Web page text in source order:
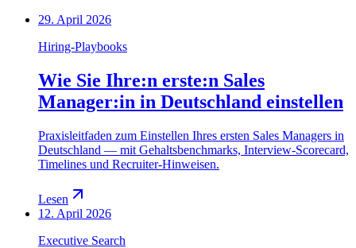
29. April 2026
Hiring-Playbooks
Wie Sie Ihre:n erste:n Sales
Manager:in in Deutschland einstellen
Praxisleitfaden zum Einstellen Ihres ersten Sales Managers in
Deutschland — mit Gehaltsbenchmarks, Interview-Scorecard,
Timelines und Recruiter-Hinweisen.
Lesen
12. April 2026
Executive Search